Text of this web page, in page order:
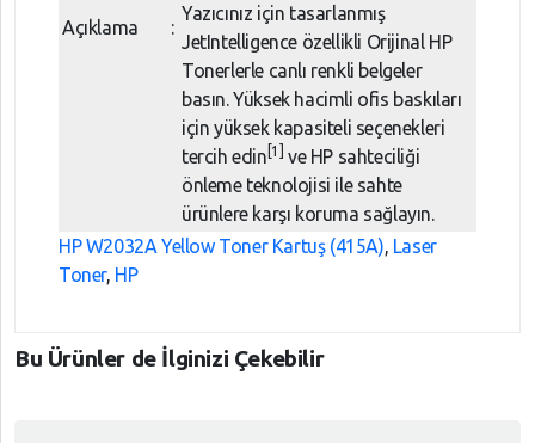
Açıklama :
Yazıcınız için tasarlanmış
JetIntelligence özellikli Orijinal HP
Tonerlerle canlı renkli belgeler
basın. Yüksek hacimli ofis baskıları
için yüksek kapasiteli seçenekleri
tercih edin [1]
ve HP sahteciliği
önleme teknolojisi ile sahte
ürünlere karşı koruma sağlayın.
HP W2032A Yellow Toner Kartuş (415A) Laser
Toner, HP
Bu Ürünler de İlginizi Çekebilir